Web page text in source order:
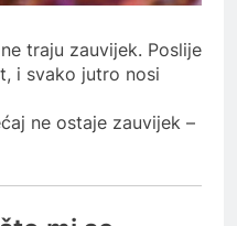
traju zauvijek. Poslije
i svako jutro nosi
ne ostaje zauvijek –